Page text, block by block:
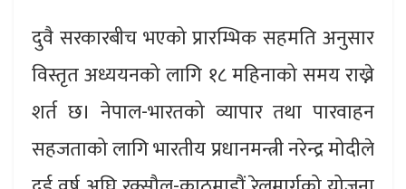
दुवै सरकारबीच भएको प्रारम्भिक सहमति अनुसार
विस्तृत अध्ययनको लागि १८ महिनाको समय राख्ने
शर्त छ। नेपाल-भारतको व्यापार तथा पारवाहन
सहजताको लागि भारतीय प्रधानमन्त्री नरेन्द्र मोदीले